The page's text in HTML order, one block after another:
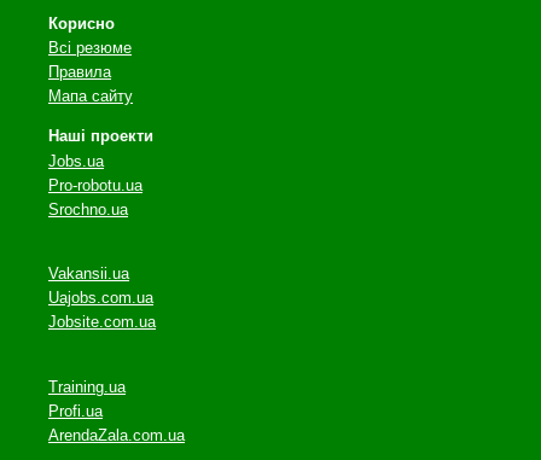
Корисно
Всі резюме
Правила
Мапа сайту
Наші проекти
Jobs.ua
Pro-robotu.ua
Srochno.ua
Vakansii.ua
Uajobs.com.ua
Jobsite.com.ua
Training.ua
Profi.ua
ArendaZala.com.ua